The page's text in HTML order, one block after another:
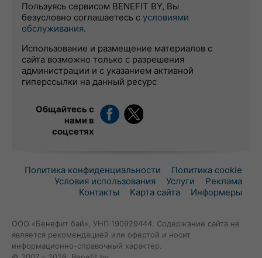
Пользуясь сервисом BENEFIT BY, Вы
безусловно соглашаетесь с условиями
обслуживания.
Использование и размещение материалов с
сайта возможно только с разрешения
администрации и с указанием активной
гиперссылки на данный ресурс
Общайтесь с
нами в
соцсетях
Политика конфиденциальности
Политика cookie
Условия использования
Услуги
Реклама
Контакты
Карта сайта Информеры
ООО «Бенефит бай», УНП 190929444. Содержание сайта не
является рекомендацией или офертой и носит
информационно-справочный характер.